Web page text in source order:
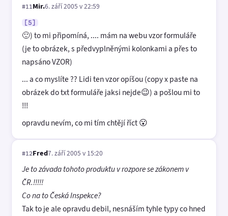
#11 Mir.6. září 2005 v 22:59
[5]
🙂) to mi připomíná, .... mám na webu vzor formuláře
(je to obrázek, s předvyplněnými kolonkami a přes to
napsáno VZOR)
... a co myslíte ?? Lidi ten vzor opíšou (copy x paste na
obrázek do txt formuláře jaksi nejde😉) a pošlou mi to
!!!
opravdu nevím, co mi tím chtějí říct 😮
#12Fred7. září 2005 v 15:20
Je to závada tohoto produktu v rozpore se zákonem v
ČR.!!!!!
Co na to Česká Inspekce?
Tak to je ale opravdu debil, nesnáším tyhle typy co hned